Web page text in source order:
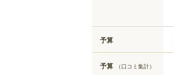
予算
予算 （口コミ集計）